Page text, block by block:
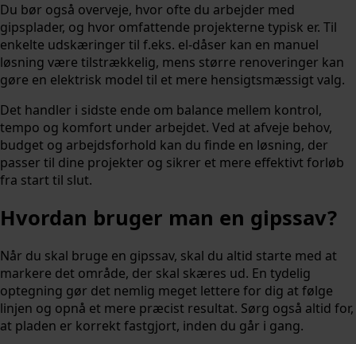
Du bør også overveje, hvor ofte du arbejder med
gipsplader, og hvor omfattende projekterne typisk er. Til
enkelte udskæringer til f.eks. el-dåser kan en manuel
løsning være tilstrækkelig, mens større renoveringer kan
gøre en elektrisk model til et mere hensigtsmæssigt valg.
Det handler i sidste ende om balance mellem kontrol,
tempo og komfort under arbejdet. Ved at afveje behov,
budget og arbejdsforhold kan du finde en løsning, der
passer til dine projekter og sikrer et mere effektivt forløb
fra start til slut.
Hvordan bruger man en gipssav?
Når du skal bruge en gipssav, skal du altid starte med at
markere det område, der skal skæres ud. En tydelig
optegning gør det nemlig meget lettere for dig at følge
linjen og opnå et mere præcist resultat. Sørg også altid for,
at pladen er korrekt fastgjort, inden du går i gang.